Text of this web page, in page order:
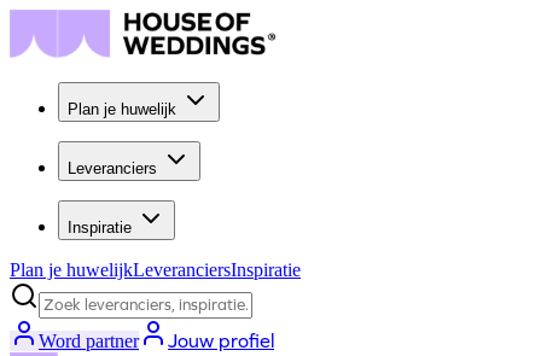
Plan je huwelijk
Leveranciers
Inspiratie
Plan je huwelijkLeveranciersInspiratie
Zoek leveranciers, inspiratie...
Word partner Jouw profiel